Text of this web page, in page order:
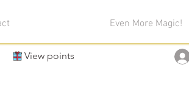
Even More Magic!
View points